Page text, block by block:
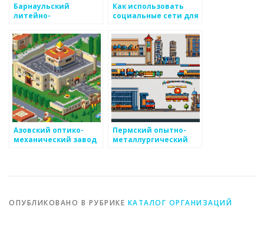
Барнаульский
литейно-
Как использовать
социальные сети для
металоизделий
Азовский оптико-
механический завод
Пермский опытно-
металлургический
ОПУБЛИКОВАНО В РУБРИКЕ КАТАЛОГ ОРГАНИЗАЦИЙ